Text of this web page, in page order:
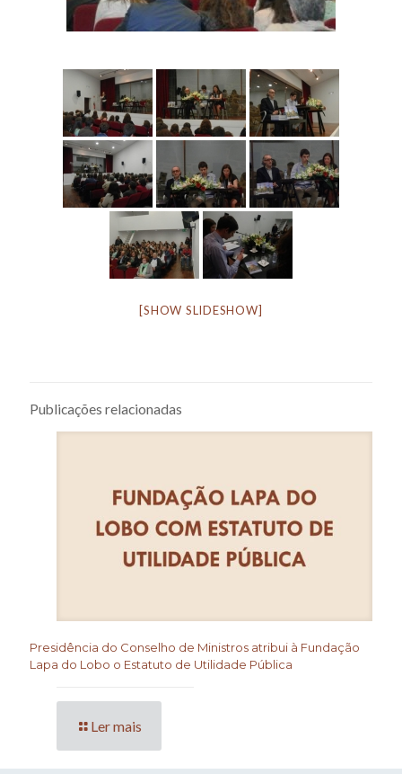
[SHOW SLIDESHOW]
Publicações relacionadas
Presidência do Conselho de Ministros atribui à Fundação
Lapa do Lobo o Estatuto de Utilidade Pública
Ler mais